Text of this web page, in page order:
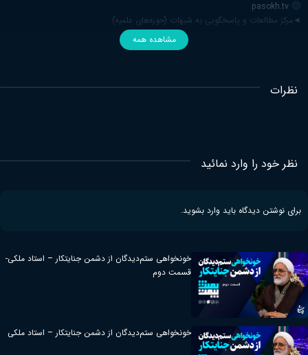
◄مرکز مطالعات و پاسخگویی به شبهات (حوزه‌های علمیه)
مشاهده همه
نظرات
نظر خود را وارد نمائید
برای نوشتن دیدگاه باید وارد بشوید.
خونخواهی ستم‌دیدگان از دشمن جنایتکار – استاد ملکی-
قسمت دوم
خونخواهی ستم‌دیدگان از دشمن جنایتکار – استاد ملکی